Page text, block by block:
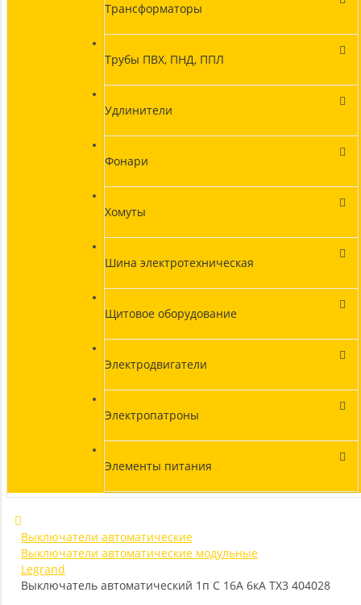
Трансформаторы
Трубы ПВХ, ПНД, ППЛ
Удлинители
Фонари
Хомуты
Шина электротехническая
Щитовое оборудование
Электродвигатели
Электропатроны
Элементы питания
Выключатели автоматические
Выключатели автоматические модульные
Legrand
Выключатель автоматический 1п C 16А 6кА TX3 404028